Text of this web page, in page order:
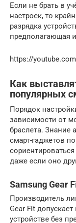
Если не брать в
настроек, то
разрядка
предполагающая
https://
Как
популярных
Порядок
зависимости от
браслета. Знание
смарт-гаджетов
даже если оно
Samsung Gear
Производитель
Gear Fit
устройстве без